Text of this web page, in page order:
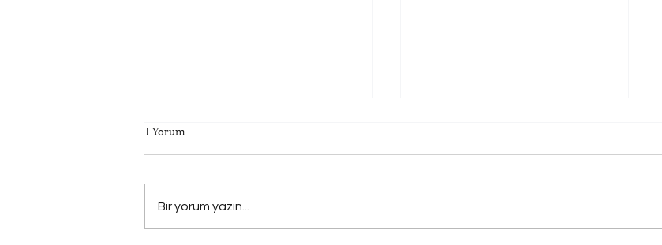
1 Yorum
Bir yorum yazın...